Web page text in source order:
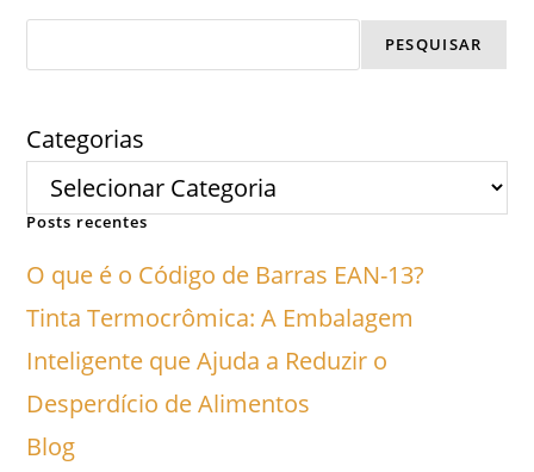
PESQUISAR
Categorias
Posts recentes
O que é o Código de Barras EAN-13?
Tinta Termocrômica: A Embalagem
Inteligente que Ajuda a Reduzir o
Desperdício de Alimentos
Blog